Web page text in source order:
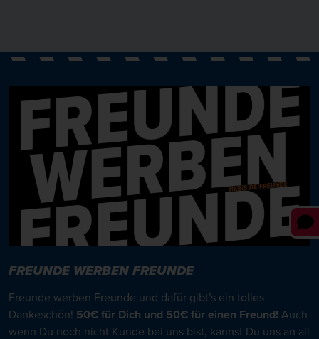
FREUNDE WERBEN FREUNDE
Freunde werben Freunde und dafür gibt’s ein tolles
Dankeschön! 50€ für Dich und 50€ für einen Freund! Auch
wenn Du noch nicht Kunde bei uns bist, kannst Du uns an all